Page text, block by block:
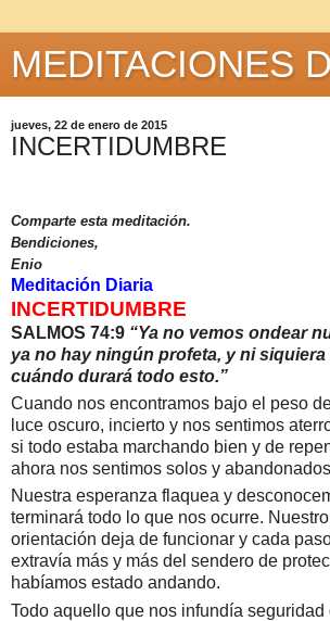
MEDITACIONES
jueves, 22 de enero de 2015
INCERTIDUMBRE
Comparte esta meditación.
Bendiciones,
Enio
Meditación Diaria
INCERTIDUMBRE
SALMOS 74:9 “Ya no vemos ondear
ya no hay ningún profeta, y ni
cuándo durará todo esto.”
Cuando nos encontramos bajo el peso
luce oscuro, incierto y nos sentimos
si todo estaba marchando bien y de
ahora nos sentimos solos y
Nuestra esperanza flaquea y
terminará todo lo que nos ocurre.
orientación deja de funcionar y cada
extravía más y más del sendero de
habíamos estado andando.
Todo aquello que nos infundía seguridad